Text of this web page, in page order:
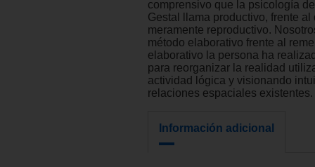
comprensivo que la psicología
Gestal llama productivo, frente al
meramente reproductivo.
método elaborativo frente al
elaborativo la persona ha
para reorganizar la realidad
actividad lógica y visionando
relaciones espaciales existentes.
Información adicional